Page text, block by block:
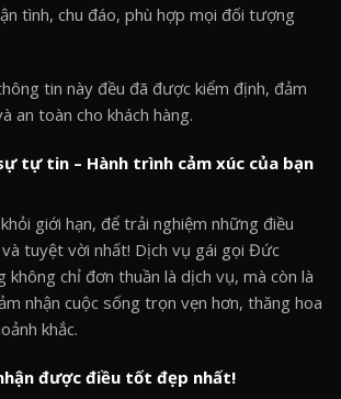
tình, chu đáo, phù hợp mọi đối tượng
tin này đều đã được kiểm định, đảm
an toàn cho khách hàng.
tự tin – Hành trình cảm xúc của bạn
giới hạn, để trải nghiệm những điều
tuyệt vời nhất! Dịch vụ gái gọi Đức
không chỉ đơn thuần là dịch vụ, mà còn là
nhận cuộc sống trọn vẹn hơn, thăng hoa
khắc.
được điều tốt đẹp nhất!